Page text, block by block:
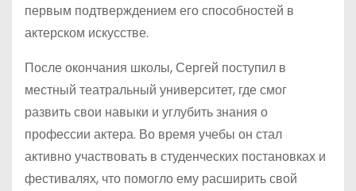
первым подтверждением его способностей в
актерском искусстве.
После окончания школы, Сергей поступил в
местный театральный университет, где смог
развить свои навыки и углубить знания о
профессии актера. Во время учебы он стал
активно участвовать в студенческих постановках и
фестивалях, что помогло ему расширить свой